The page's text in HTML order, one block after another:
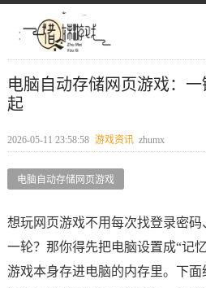
电脑自动存储网页游戏：
起
2026-05-11 23:58:58 游戏资讯 zhumx
电脑自动存储网页游戏
想玩网页游戏不用每次找登录密
一轮？那你得先把电脑设置成“记
游戏本身存进电脑的内存里。下面